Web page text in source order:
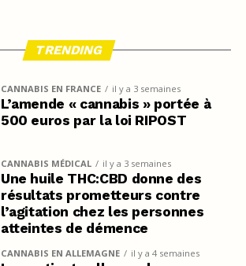
TRENDING
CANNABIS EN FRANCE il y a 3 semaines
L’amende « cannabis » portée à
500 euros par la loi RIPOST
CANNABIS MÉDICAL il y a 3 semaines
Une huile THC:CBD donne des
résultats prometteurs contre
l’agitation chez les personnes
atteintes de démence
CANNABIS EN ALLEMAGNE il y a 4 semaines